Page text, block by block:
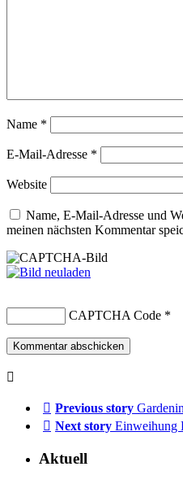
Name *
E-Mail-Adresse *
Website
Name, E-Mail-Adresse und
meinen nächsten Kommentar
CAPTCHA Code *
Previous story
Next story Einweihung
Aktuell